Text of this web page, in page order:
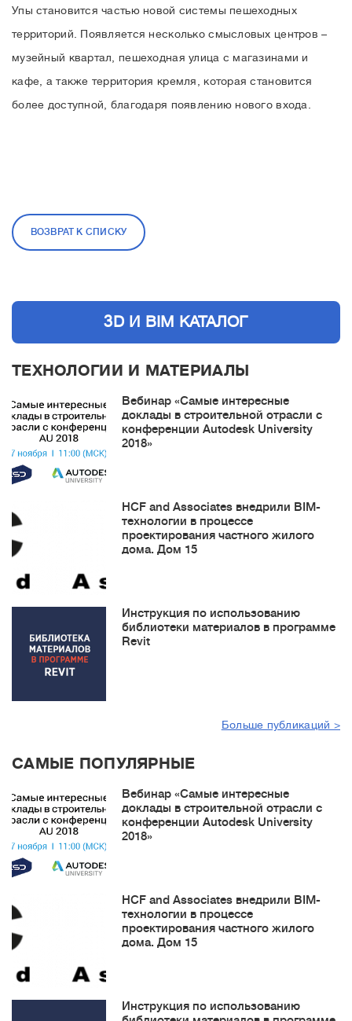
Упы становится частью новой системы пешеходных
территорий. Появляется несколько смысловых центров –
музейный квартал, пешеходная улица с магазинами и
кафе, а также территория кремля, которая становится
более доступной, благодаря появлению нового входа.
ВОЗВРАТ К СПИСКУ
3D И BIM КАТАЛОГ
ТЕХНОЛОГИИ И МАТЕРИАЛЫ
Вебинар «Самые интересные
доклады в строительной отрасли с
конференции Autodesk University
2018»
HCF and Associates внедрили BIM-
технологии в процессе
проектирования частного жилого
дома. Дом 15
Инструкция по использованию
библиотеки материалов в программе
Revit
Больше публикаций >
САМЫЕ ПОПУЛЯРНЫЕ
Вебинар «Самые интересные
доклады в строительной отрасли с
конференции Autodesk University
2018»
HCF and Associates внедрили BIM-
технологии в процессе
проектирования частного жилого
дома. Дом 15
Инструкция по использованию